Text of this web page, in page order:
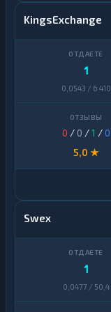
KingsExchange
1
0,0543 / 6 410
0 / 0 /1 /0
5,0 ★
Swex
1
0,0477 / 50,4